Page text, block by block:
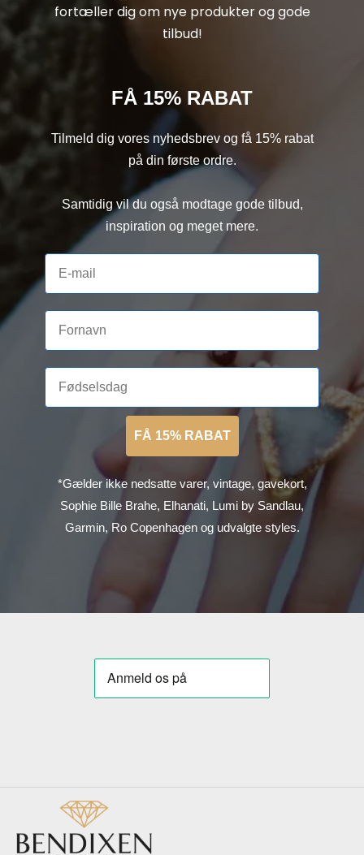
fortæller dig om nye produkter og gode
tilbud!
FÅ 15% RABAT
Tilmeld dig vores nyhedsbrev og få 15% rabat
på din første ordre.
Samtidig vil du også modtage gode tilbud,
inspiration og meget mere.
FÅ 15% RABAT
*Gælder ikke nedsatte varer, vintage, gavekort,
Sophie Bille Brahe, Elhanati, Lumi by Sandlau,
Garmin, Ro Copenhagen og udvalgte styles.